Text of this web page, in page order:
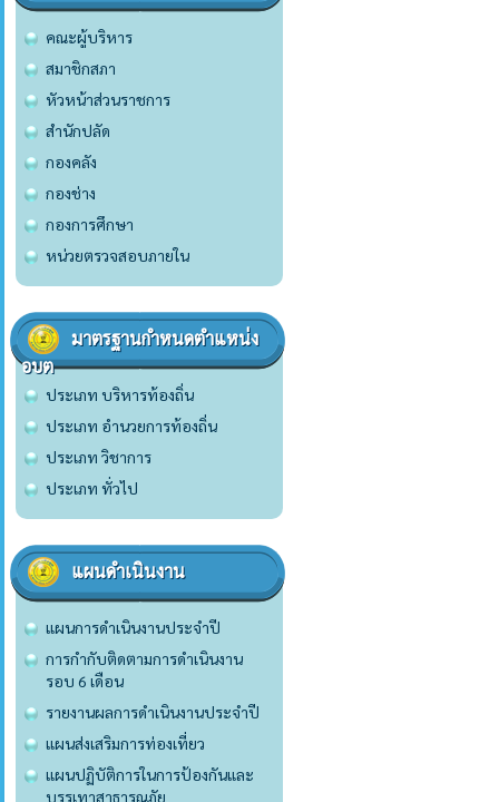
คณะผู้บริหาร
สมาชิกสภา
หัวหน้าส่วนราชการ
สำนักปลัด
กองคลัง
กองช่าง
กองการศึกษา
หน่วยตรวจสอบภายใน
มาตรฐานกำหนดตำแหน่ง
อบต
ประเภท บริหารท้องถิ่น
ประเภท อำนวยการท้องถิ่น
ประเภท วิชาการ
ประเภท ทั่วไป
แผนดำเนินงาน
แผนการดำเนินงานประจำปี
การกำกับติดตามการดำเนินงาน
รอบ 6 เดือน
รายงานผลการดำเนินงานประจำปี
แผนส่งเสริมการท่องเที่ยว
แผนปฏิบัติการในการป้องกันและ
บรรเทาสาธารณภัย